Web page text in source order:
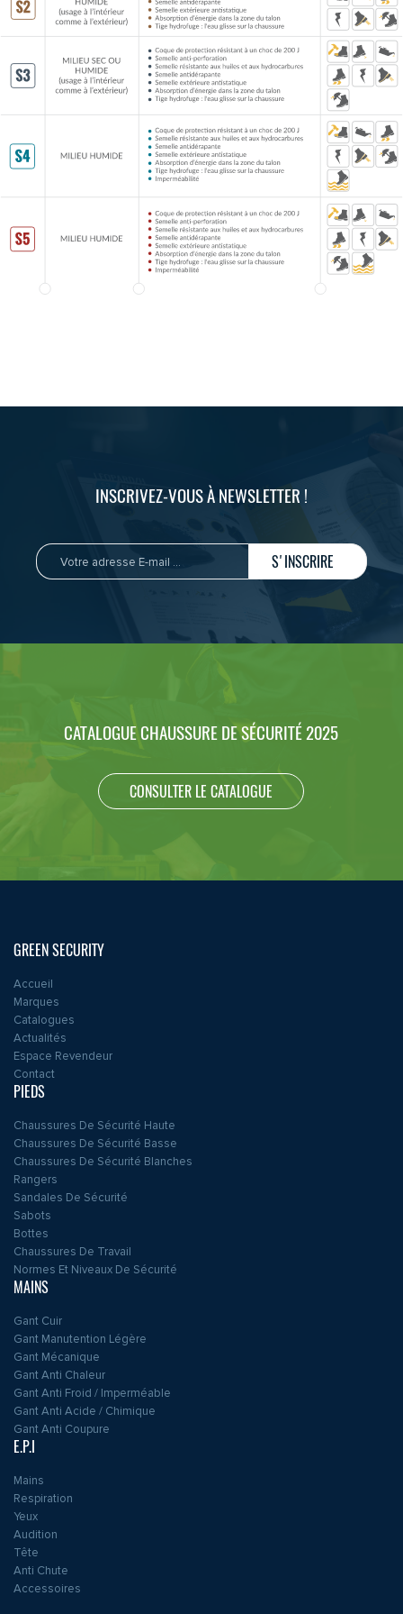
INSCRIVEZ-VOUS À NEWSLETTER !
S'INSCRIRE
CATALOGUE CHAUSSURE DE SÉCURITÉ 2025
CONSULTER LE CATALOGUE
GREEN SECURITY
Accueil
Marques
Catalogues
Actualités
Espace Revendeur
Contact
PIEDS
Chaussures De Sécurité Haute
Chaussures De Sécurité Basse
Chaussures De Sécurité Blanches
Rangers
Sandales De Sécurité
Sabots
Bottes
Chaussures De Travail
Normes Et Niveaux De Sécurité
MAINS
Gant Cuir
Gant Manutention Légère
Gant Mécanique
Gant Anti Chaleur
Gant Anti Froid / Imperméable
Gant Anti Acide / Chimique
Gant Anti Coupure
E.P.I
Mains
Respiration
Yeux
Audition
Tête
Anti Chute
Accessoires